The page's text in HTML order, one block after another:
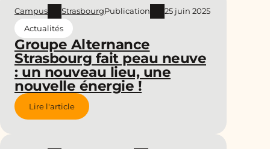
Groupe Alternance
Strasbourg fait peau neuve
: un nouveau lieu, une
nouvelle énergie !
Campus StrasbourgPublication
25 juin 2025
Actualités
Lire l'article